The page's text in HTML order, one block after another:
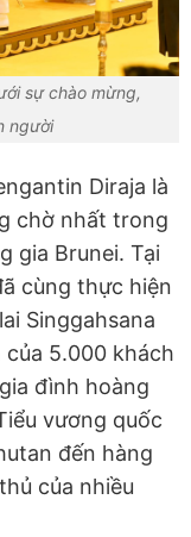
sự chào mừng,
người
Diraja là
chờ nhất trong
gia Brunei. Tại
cùng thực hiện
Singgahsana
của 5.000 khách
đình hoàng
vương quốc
đến hàng
của nhiều